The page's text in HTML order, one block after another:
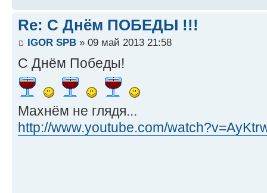
Re: С Днём ПОБЕДЫ !!!
IGOR SPB » 09 май 2013 21:58
С Днём Победы!
Махнём не глядя...
http://www.youtube.com/